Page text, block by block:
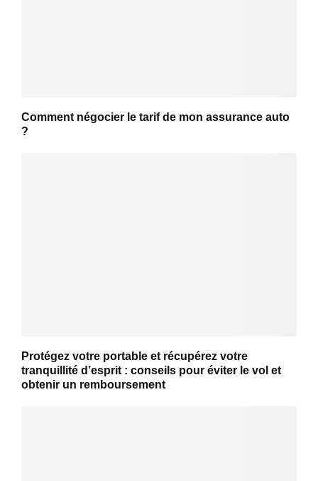
Comment négocier le tarif de mon assurance auto
?
Protégez votre portable et récupérez votre
tranquillité d’esprit : conseils pour éviter le vol et
obtenir un remboursement